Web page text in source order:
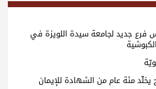
فرع جديد لجامعة سيدة اللويزة في
مئة عام من الشهادة للإيمان